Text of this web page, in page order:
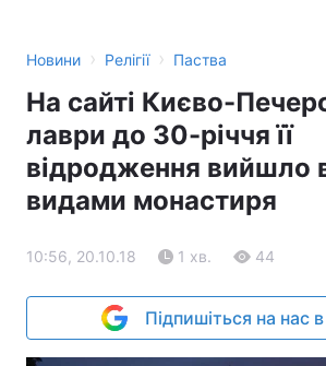
Новини › Релігії › Паства
На сайті Києво-
лаври до 30-річчя її
відродження вийшло
видами монастиря
10:56, 20.10.18 1 хв. 44
Підпишіться на нас